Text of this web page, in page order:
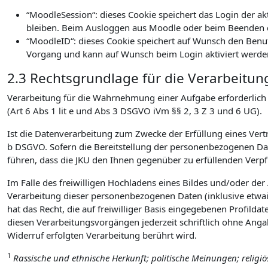
“MoodleSession“: dieses Cookie speichert das Login
bleiben. Beim Ausloggen aus Moodle oder beim
“MoodleID“: dieses Cookie speichert auf Wunsch den
Vorgang und kann auf Wunsch beim Login aktiviert
2.3 Rechtsgrundlage für die
Verarbeitung für die Wahrnehmung einer Aufgabe
(Art 6 Abs 1 lit e und Abs 3 DSGVO iVm §§ 2, 3 Z 3 und 6 UG).
Ist die Datenverarbeitung zum Zwecke der Erfüllung eines
b DSGVO. Sofern die Bereitstellung der personenbezogenen
führen, dass die JKU den Ihnen gegenüber zu erfüllenden
Im Falle des freiwilligen Hochladens eines Bildes und/oder
Verarbeitung dieser personenbezogenen Daten (inklusive
hat das Recht, die auf freiwilliger Basis eingegebenen
diesen Verarbeitungsvorgängen jederzeit schriftlich ohne
Widerruf erfolgten Verarbeitung berührt wird.
1 Rassische und ethnische Herkunft; politische Meinungen;